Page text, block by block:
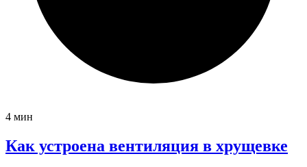
4 мин
Как устроена вентиляция в хрущевке